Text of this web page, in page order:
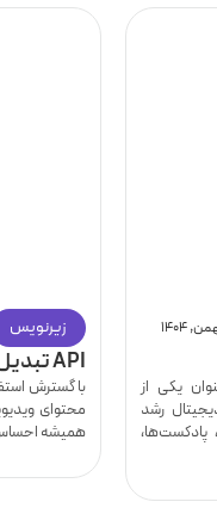
یکی از
رشد
زیرنویس
API تبدیل ویس به متن
با گسترش
محتوای
همیشه